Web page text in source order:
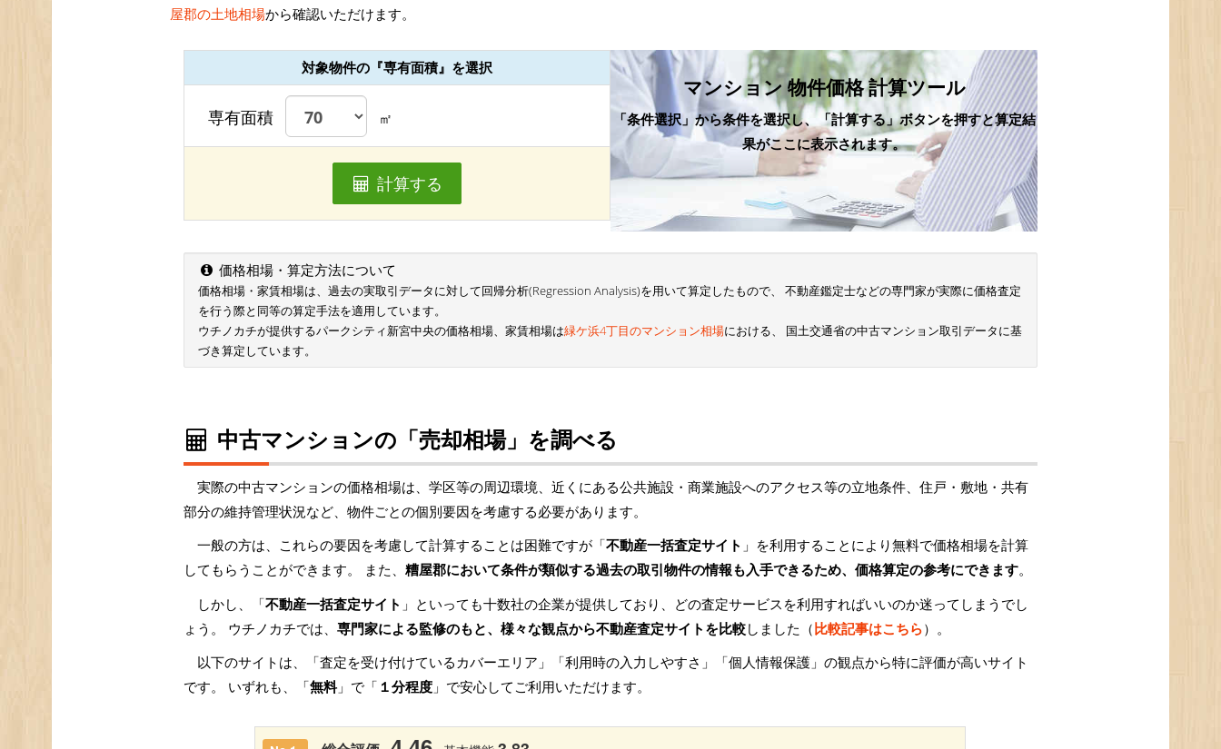
屋郡の土地相場から確認いただけます。
対象物件の『専有面積』を選択
専有面積 ㎡
計算する
マンション 物件価格 計算ツール
「条件選択」から条件を選択し、「計算する」ボタンを押すと算定結
果がここに表示されます。
価格相場・算定方法について
価格相場・家賃相場は、過去の実取引データに対して回帰分析(Regression Analysis)を用いて算定したもので、 不動産鑑定士などの専門家が実際に価格査定
を行う際と同等の算定手法を適用しています。
ウチノカチが提供するパークシティ新宮中央の価格相場、家賃相場は緑ケ浜4丁目のマンション相場における、 国土交通省の中古マンション取引データに基
づき算定しています。
中古マンションの「売却相場」を調べる
実際の中古マンションの価格相場は、学区等の周辺環境、近くにある公共施設・商業施設へのアクセス等の立地条件、住戸・敷地・共有
部分の維持管理状況など、物件ごとの個別要因を考慮する必要があります。
一般の方は、これらの要因を考慮して計算することは困難ですが「不動産一括査定サイト 」を利用することにより無料で価格相場を計算
してもらうことができます。 また、 糟屋郡において条件が類似する過去の取引物件の情報も入手できるため、価格算定の参考にできます。
しかし、「不動産一括査定サイト 」といっても十数社の企業が提供しており、どの査定サービスを利用すればいいのか迷ってしまうでし
ょう。 ウチノカチでは、 専門家による監修のもと、様々な観点から不動産査定サイトを比較しました（比較記事はこちら）。
以下のサイトは、「査定を受け付けているカバーエリア」「利用時の入力しやすさ」「個人情報保護」の観点から特に評価が高いサイト
です。 いずれも、「無料」で「 １分程度 」で安心してご利用いただけます。